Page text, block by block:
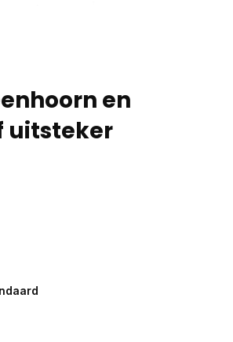
en
uitsteker